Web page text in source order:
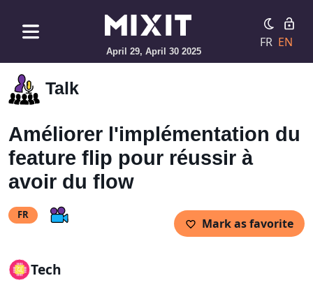
April 29, April 30 2025
FR EN
Talk
Améliorer l'implémentation du
feature flip pour réussir à
avoir du flow
FR
Mark as favorite
Tech